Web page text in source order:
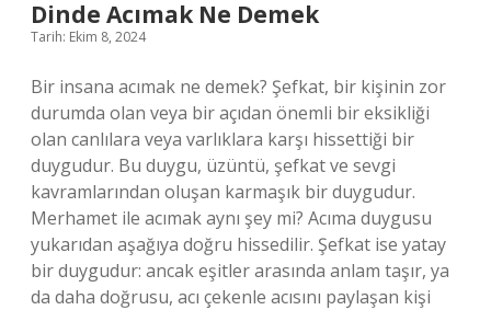
Dinde Acımak Ne Demek
Tarih: Ekim 8, 2024
Bir insana acımak ne demek? Şefkat, bir kişinin zor
durumda olan veya bir açıdan önemli bir eksikliği
olan canlılara veya varlıklara karşı hissettiği bir
duygudur. Bu duygu, üzüntü, şefkat ve sevgi
kavramlarından oluşan karmaşık bir duygudur.
Merhamet ile acımak aynı şey mi? Acıma duygusu
yukarıdan aşağıya doğru hissedilir. Şefkat ise yatay
bir duygudur: ancak eşitler arasında anlam taşır, ya
da daha doğrusu, acı çekenle acısını paylaşan kişi